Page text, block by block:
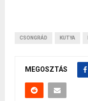
CSONGRÁD KUTYA
MEGOSZTÁS